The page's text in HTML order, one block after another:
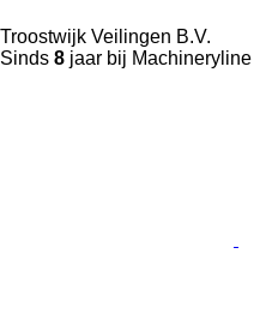
Troostwijk Veilingen B.V.
Sinds 8 jaar bij Machineryline